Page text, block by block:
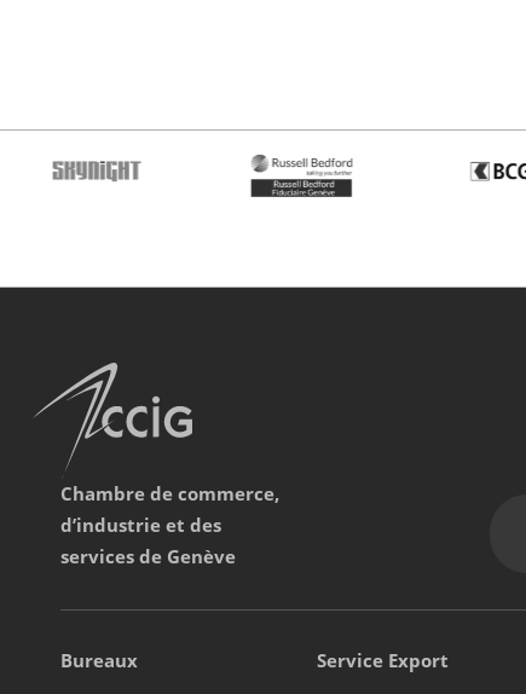
Chambre de commerce,
d’industrie et des
services de Genève
Bureaux Service Export